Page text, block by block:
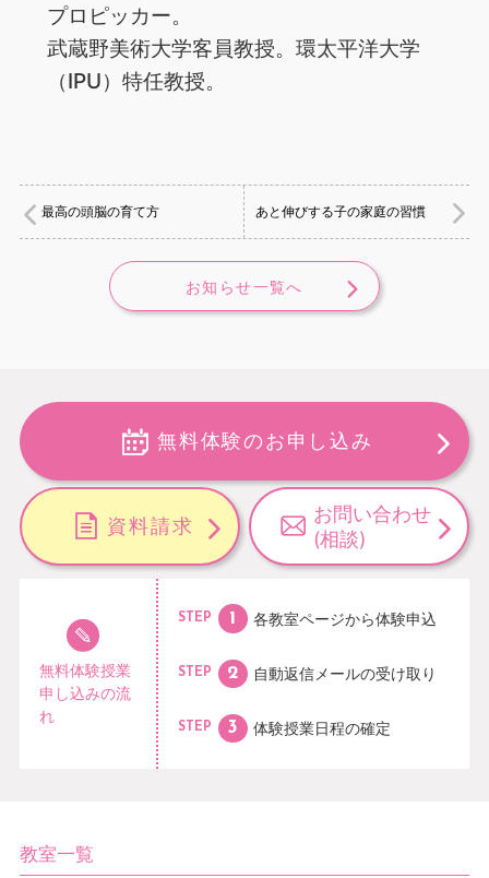
プロピッカー。
武蔵野美術大学客員教授。環太平洋大学
（IPU）特任教授。
最高の頭脳の育て方 あと伸びする子の家庭の習慣
お知らせ一覧へ
無料体験のお申し込み
資料請求
お問い合わせ
(相談)
無料体験授業
申し込みの流
れ
STEP 各教室ページから体験申込
STEP 自動返信メールの受け取り
STEP 体験授業日程の確定
教室一覧